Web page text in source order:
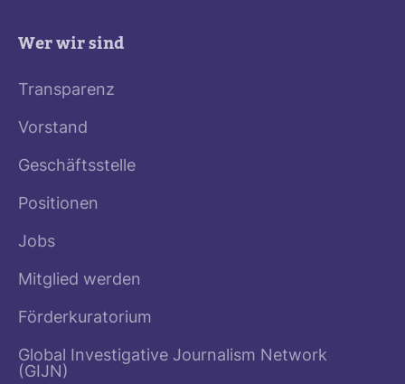
Wer wir sind
Transparenz
Vorstand
Geschäftsstelle
Positionen
Jobs
Mitglied werden
Förderkuratorium
Global Investigative Journalism Network
(GIJN)